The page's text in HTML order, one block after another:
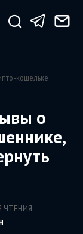
кошельке
о
ЧТЕНИЯ